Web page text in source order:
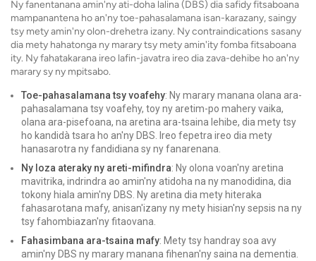
Ny fanentanana amin'ny ati-doha lalina (DBS) dia safidy fitsaboana
mampanantena ho an'ny toe-pahasalamana isan-karazany, saingy
tsy mety amin'ny olon-drehetra izany. Ny contraindications sasany
dia mety hahatonga ny marary tsy mety amin'ity fomba fitsaboana
ity. Ny fahatakarana ireo lafin-javatra ireo dia zava-dehibe ho an'ny
marary sy ny mpitsabo.
Toe-pahasalamana tsy voafehy: Ny marary manana olana ara-
pahasalamana tsy voafehy, toy ny aretim-po mahery vaika,
olana ara-pisefoana, na aretina ara-tsaina lehibe, dia mety tsy
ho kandidà tsara ho an'ny DBS. Ireo fepetra ireo dia mety
hanasarotra ny fandidiana sy ny fanarenana.
Ny loza ateraky ny areti-mifindra: Ny olona voan'ny aretina
mavitrika, indrindra ao amin'ny atidoha na ny manodidina, dia
tokony hiala amin'ny DBS. Ny aretina dia mety hiteraka
fahasarotana mafy, anisan'izany ny mety hisian'ny sepsis na ny
tsy fahombiazan'ny fitaovana.
Fahasimbana ara-tsaina mafy: Mety tsy handray soa avy
amin'ny DBS ny marary manana fihenan'ny saina na dementia.